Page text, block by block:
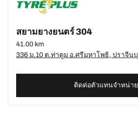
สยามยางยนตร์ 304
41.00 km
ติดต่อตัวแทนจำหน่าย